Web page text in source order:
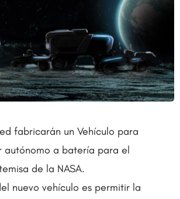
fabricarán un Vehículo para
autónomo a batería para el
de la NASA.
nuevo vehículo es permitir la